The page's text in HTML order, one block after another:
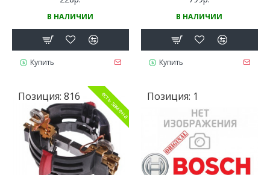
В НАЛИЧИИ
Купить
В НАЛИЧИИ
Купить
Позиция: 816 есть замена Позиция: 1